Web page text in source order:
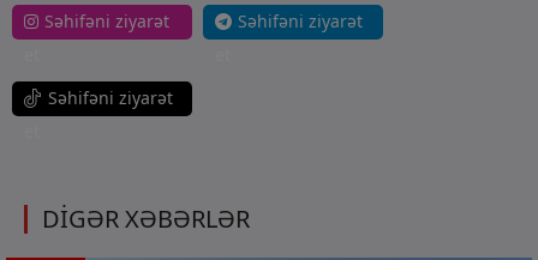
Səhifəni ziyarət
Səhifəni ziyarət
Səhifəni ziyarət
DİGƏR XƏBƏRLƏR